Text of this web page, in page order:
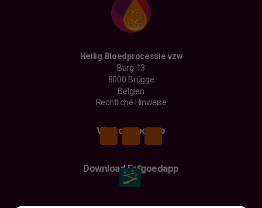
Heilig Bloedprocessie vzw
Burg 13
8000 Brügge
Belgien
Rechtliche Hinweise
Vind ons ook op
Download Erfgoedapp